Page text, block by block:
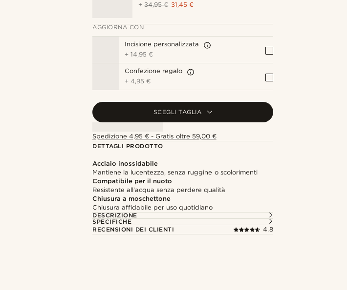
+34,95 € 31,45 €
AGGIORNA CON
Incisione personalizzata
+14,95 €
Confezione regalo
+4,95 €
SCEGLI TAGLIA
Spedizione 4,95 € - Gratis oltre 59,00 €
DETTAGLI PRODOTTO
Acciaio inossidabile
Mantiene la lucentezza, senza ruggine o scolorimenti
Compatibile per il nuoto
Resistente all'acqua senza perdere qualità
Chiusura a moschettone
Chiusura affidabile per uso quotidiano
DESCRIZIONE
SPECIFICHE
RECENSIONI DEI CLIENTI
4.8